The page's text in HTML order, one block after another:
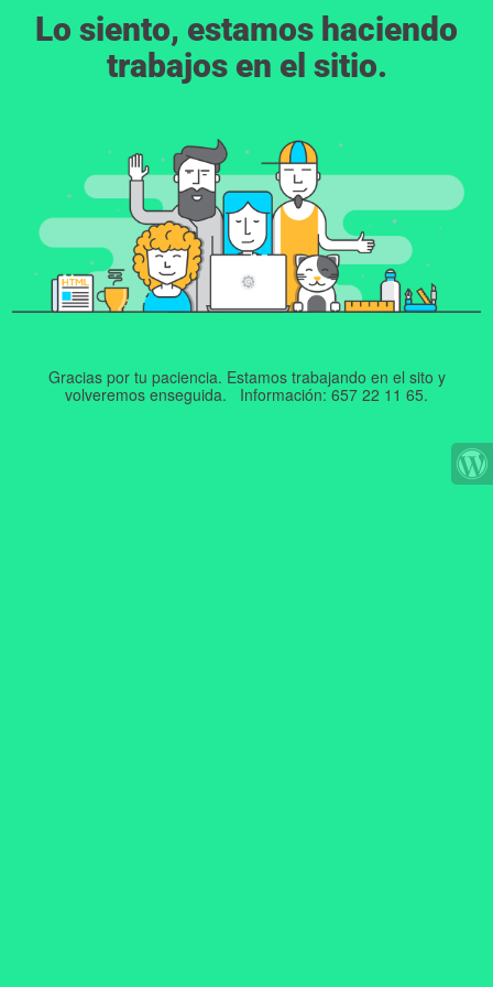
Lo siento, estamos haciendo
trabajos en el sitio.
Gracias por tu paciencia. Estamos trabajando en el sito y
volveremos enseguida. Información: 657 22 11 65.